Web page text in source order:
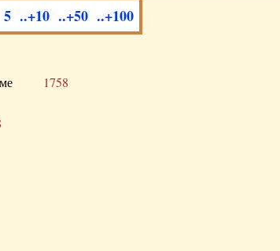
5 ..+10 ..+50 ..+100
1758